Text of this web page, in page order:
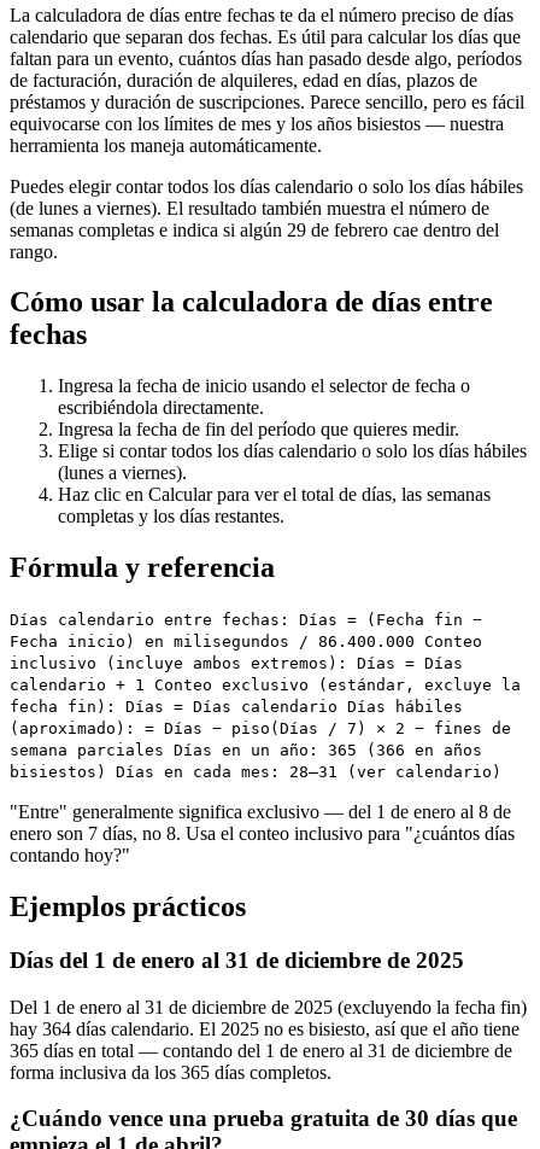
La calculadora de días entre fechas te da el número preciso de días
calendario que separan dos fechas. Es útil para calcular los días que
faltan para un evento, cuántos días han pasado desde algo, períodos
de facturación, duración de alquileres, edad en días, plazos de
préstamos y duración de suscripciones. Parece sencillo, pero es fácil
equivocarse con los límites de mes y los años bisiestos — nuestra
herramienta los maneja automáticamente.
Puedes elegir contar todos los días calendario o solo los días hábiles
(de lunes a viernes). El resultado también muestra el número de
semanas completas e indica si algún 29 de febrero cae dentro del
rango.
Cómo usar la calculadora de días entre
fechas
Ingresa la fecha de inicio usando el selector de fecha o
escribiéndola directamente.
Ingresa la fecha de fin del período que quieres medir.
Elige si contar todos los días calendario o solo los días hábiles
(lunes a viernes).
Haz clic en Calcular para ver el total de días, las semanas
completas y los días restantes.
Fórmula y referencia
Días calendario entre fechas: Días = (Fecha fin −
Fecha inicio) en milisegundos / 86.400.000 Conteo
inclusivo (incluye ambos extremos): Días = Días
calendario + 1 Conteo exclusivo (estándar, excluye la
fecha fin): Días = Días calendario Días hábiles
(aproximado): = Días − piso(Días / 7) × 2 − fines de
semana parciales Días en un año: 365 (366 en años
bisiestos) Días en cada mes: 28–31 (ver calendario)
"Entre" generalmente significa exclusivo — del 1 de enero al 8 de
enero son 7 días, no 8. Usa el conteo inclusivo para "¿cuántos días
contando hoy?"
Ejemplos prácticos
Días del 1 de enero al 31 de diciembre de 2025
Del 1 de enero al 31 de diciembre de 2025 (excluyendo la fecha fin)
hay 364 días calendario. El 2025 no es bisiesto, así que el año tiene
365 días en total — contando del 1 de enero al 31 de diciembre de
forma inclusiva da los 365 días completos.
¿Cuándo vence una prueba gratuita de 30 días que